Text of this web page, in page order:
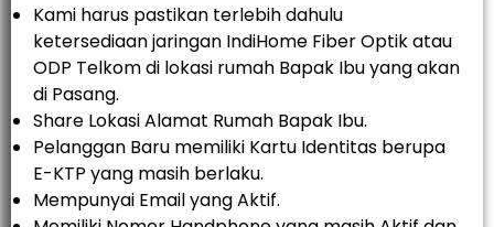
Kami harus pastikan terlebih dahulu
ketersediaan jaringan IndiHome Fiber Optik atau
ODP Telkom di lokasi rumah Bapak Ibu yang akan
di Pasang.
Share Lokasi Alamat Rumah Bapak Ibu.
Pelanggan Baru memiliki Kartu Identitas berupa
E-KTP yang masih berlaku.
Mempunyai Email yang Aktif.